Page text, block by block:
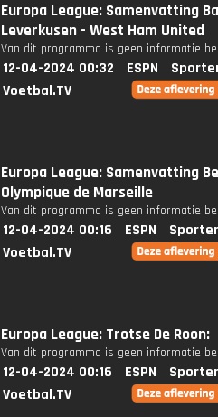
Europa League: Samenvatting
Leverkusen - West Ham United
Van dit programma is geen informatie
12-04-2024 00:32 ESPN
Voetbal.TV
Europa League: Samenvatting
Olympique de Marseille
Van dit programma is geen informatie
12-04-2024 00:16 ESPN
Voetbal.TV
Europa League: Trotse De Roon:
Van dit programma is geen informatie
12-04-2024 00:16 ESPN
Voetbal.TV